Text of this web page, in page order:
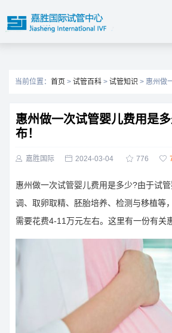
当前位置： 首页 > 试管百科 > 试管知识 > 惠州做
惠州做一次试管婴儿费用是
布！
 嘉胜国际  2024-03-04  776 
惠州做一次试管婴儿费用是多少?由于试
调、取卵取精、胚胎培养、检测与移植等
需要花费4-11万元左右。这里有一份有关